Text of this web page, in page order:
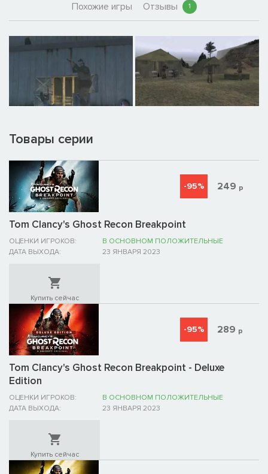
Похожие игры Отзывы 1
Товары серии
Tom Clancy's Ghost Recon Breakpoint
ОЦЕНКИ ИГРОКОВ:
В ОСНОВНОМ ПОЛОЖИТЕЛЬНЫЕ
ДАТА ВЫХОДА:
23 ЯНВАРЯ 2023
-95% 249 р
Купить сейчас
Tom Clancy's Ghost Recon Breakpoint - Deluxe
Edition
ОЦЕНКИ ИГРОКОВ:
В ОСНОВНОМ ПОЛОЖИТЕЛЬНЫЕ
ДАТА ВЫХОДА:
23 ЯНВАРЯ 2023
-95% 289 р
Купить сейчас